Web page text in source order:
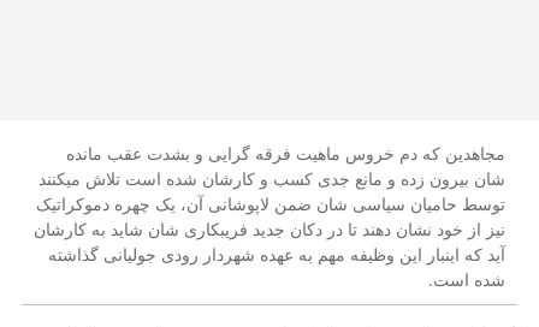
مجاهدین که دم خروس ماهیت فرقه گرایی و بشدت عقب مانده
شان بیرون زده و مانع جدی کسب و کارشان شده است تلاش میکنند
توسط حامیان سیاسی شان ضمن لاپوشانی آن، یک چهره دموکراتیک
نیز از خود نشان دهند تا در دکان جدید فریبکاری شان شاید به کارشان
آید که اینبار این وظیفه مهم به عهده شهردار رودی جولیانی گذاشته
شده است.